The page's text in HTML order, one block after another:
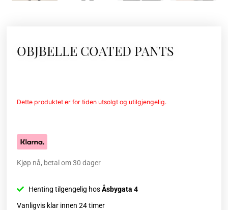
OBJBELLE COATED PANTS
Dette produktet er for tiden utsolgt og utilgjengelig.
Kjøp nå, betal om 30 dager
Henting tilgengelig hosÅsbygata 4
Vanligvis klar innen 24 timer